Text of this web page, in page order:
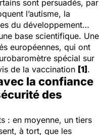
sont persuadés, par
l’autisme, la
du développement…
base scientifique. Une
européennes, qui ont
spécial sur
de la vaccination [1].
la confiance
des
: en moyenne, un tiers
à tort, que les